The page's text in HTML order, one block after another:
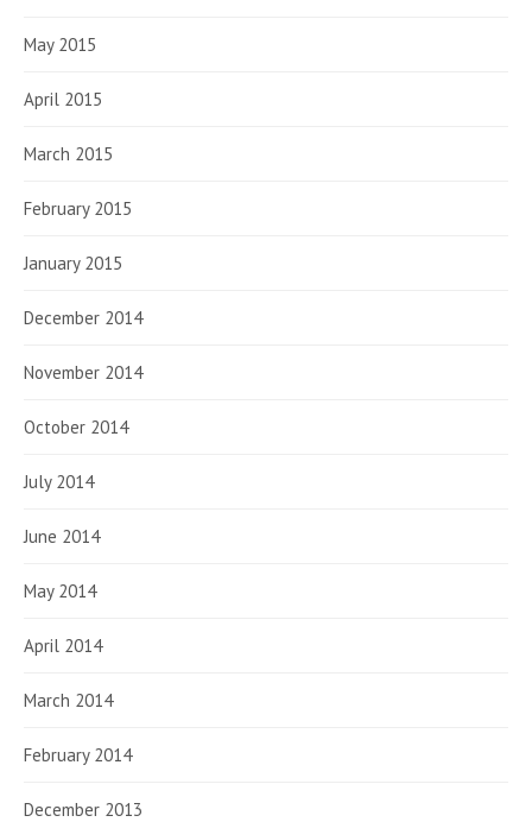
May 2015
April 2015
March 2015
February 2015
January 2015
December 2014
November 2014
October 2014
July 2014
June 2014
May 2014
April 2014
March 2014
February 2014
December 2013